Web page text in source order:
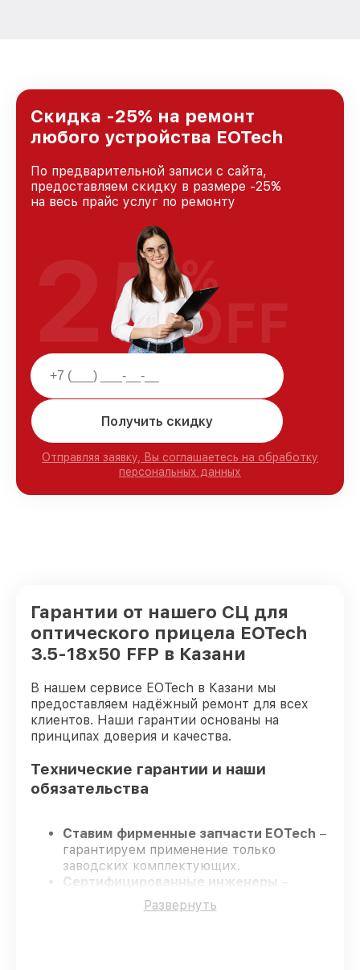
Скидка -25% на ремонт
любого устройства EOTech
По предварительной записи с сайта,
предоставляем скидку в размере -25%
на весь прайс услуг по ремонту
Получить скидку
Отправляя заявку, Вы соглашаетесь на обработку
персональных данных
25%
OFF
Гарантии от нашего СЦ для
оптического прицела EOTech
3.5-18x50 FFP в Казани
В нашем сервисе EOTech в Казани мы
предоставляем надёжный ремонт для всех
клиентов. Наши гарантии основаны на
принципах доверия и качества.
Технические гарантии и наши
обязательства
Ставим фирменные запчасти EOTech –
гарантируем применение только
заводских комплектующих.
Сертифицированные инженеры
проходят постоянное обучение, что
обеспечивает надёжную работу
Развернуть